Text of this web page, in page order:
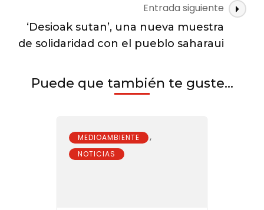
Entrada siguiente
‘Desioak sutan’, una nueva muestra
de solidaridad con el pueblo saharaui
Puede que también te guste...
MEDIOAMBIENTE ,
NOTICIAS